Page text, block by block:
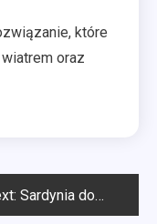
które
oraz
Sardynia dom na sprzedaż